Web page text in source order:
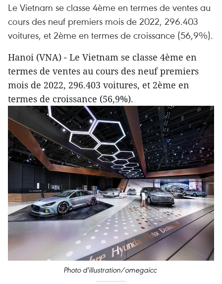
Le Vietnam se classe 4ème en termes de ventes au
cours des neuf premiers mois de 2022, 296.403
voitures, et 2ème en termes de croissance (56,9%).
Hanoi (VNA) - Le Vietnam se classe 4ème en
termes de ventes au cours des neuf premiers
mois de 2022, 296.403 voitures, et 2ème en
termes de croissance (56,9%).
Photo d'illustration/omegaicc